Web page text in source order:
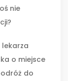
nie
lekarza
o miejsce
do